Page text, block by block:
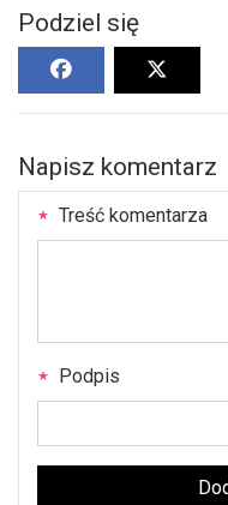
Podziel się
Napisz komentarz
Treść komentarza
Podpis